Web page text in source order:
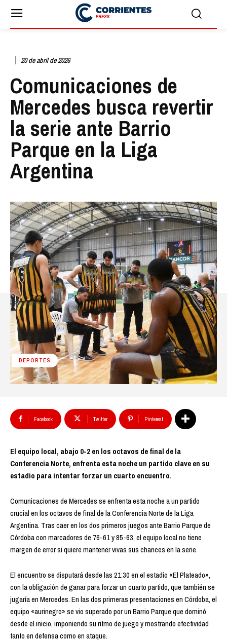
20 de abril de 2026
Comunicaciones de
Mercedes busca revertir
la serie ante Barrio
Parque en la Liga
Argentina
DEPORTES
Facebook Twitter Pinterest
El equipo local, abajo 0-2 en los octavos de final de la
Conferencia Norte, enfrenta esta noche un partido clave en su
estadio para intentar forzar un cuarto encuentro.
Comunicaciones de Mercedes se enfrenta esta noche a un partido
crucial en los octavos de final de la Conferencia Norte de la Liga
Argentina. Tras caer en los dos primeros juegos ante Barrio Parque de
Córdoba con marcadores de 76-61 y 85-63, el equipo local no tiene
margen de error si quiere mantener vivas sus chances en la serie.
El encuentro se disputará desde las 21:30 en el estadio «El Plateado»,
con la obligación de ganar para forzar un cuarto partido, que también se
jugaría en Mercedes. En las dos primeras presentaciones en Córdoba, el
equipo «aurinegro» se vio superado por un Barrio Parque que dominó
desde el inicio, imponiendo su ritmo de juego y mostrando efectividad
tanto en defensa como en ataque.